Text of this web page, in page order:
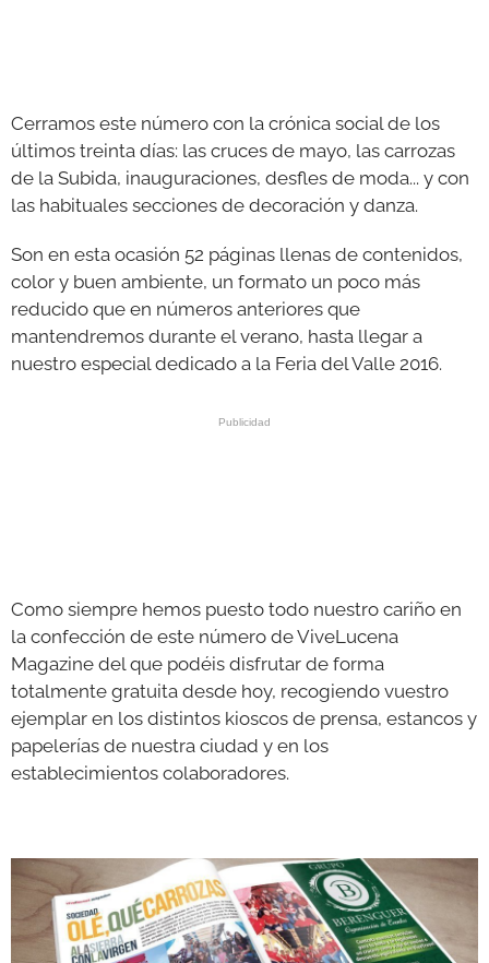
Cerramos este número con la crónica social de los
últimos treinta días: las cruces de mayo, las carrozas
de la Subida, inauguraciones, desfles de moda... y con
las habituales secciones de decoración y danza.
Son en esta ocasión 52 páginas llenas de contenidos,
color y buen ambiente, un formato un poco más
reducido que en números anteriores que
mantendremos durante el verano, hasta llegar a
nuestro especial dedicado a la Feria del Valle 2016.
Como siempre hemos puesto todo nuestro cariño en
la confección de este número de ViveLucena
Magazine del que podéis disfrutar de forma
totalmente gratuita desde hoy, recogiendo vuestro
ejemplar en los distintos kioscos de prensa, estancos y
papelerías de nuestra ciudad y en los
establecimientos colaboradores.